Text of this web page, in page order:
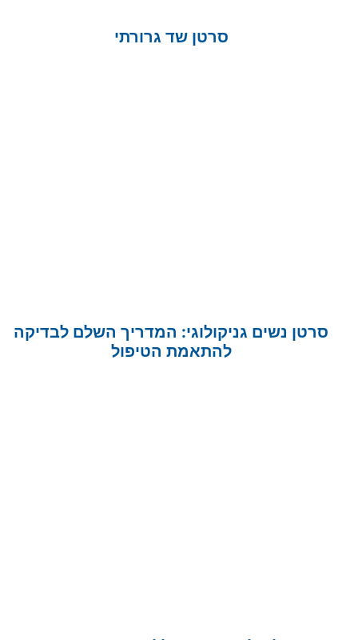
סרטן שד גרורתי
סרטן נשים גניקולוגי: המדריך השלם לבדיקה
להתאמת הטיפול